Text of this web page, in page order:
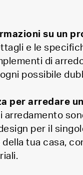
su un
e le
di
possibile
per arredare
arredamento
per il
della tua casa,